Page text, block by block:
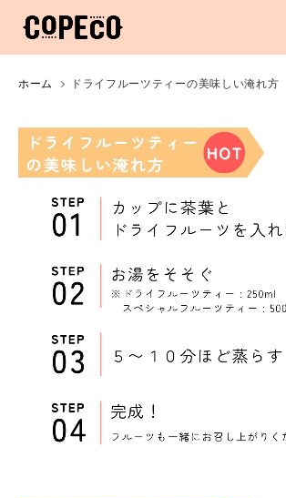
ホーム ドライフルーツティーの美味しい淹れ方